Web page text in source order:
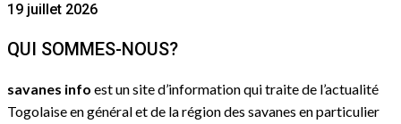
19 juillet 2026
QUI SOMMES-NOUS?
savanes info est un site d’information qui traite de l’actualité
Togolaise en général et de la région des savanes en particulier